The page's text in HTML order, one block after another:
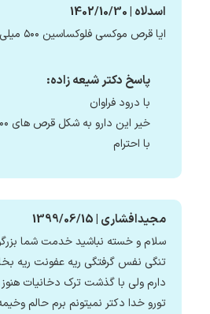
اسدلاه | 1402/10/30
ایا قرص موکسی فلوکساسین ۵۰۰ میلی وجود داره
پاسخ دکتر شیعه زاده:
با درود فراوان
خیر این دارو به شکل قرص های ۴۰۰ میلیگرمی است
با احترام
مجیدافشاری | 1399/06/15
سلام و خسته نباشید خدمت شما
تنگی نفس گرفتگی ریه عفونت ریه
دارم ولی با گذشت ترک دخانیات هنوز
تورو خدا دکتر نمیتونم برم حالم